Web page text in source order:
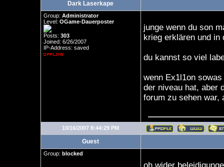
Dark Laserkape
Group: Administrator
Level: OGame-Dauerposter
Posts: 303
Joined: 6/26/2007
IP-Address: saved
junge wenn du son
krieg erklären und in
du kannst so viel
wenn Ex1l1on
der niveau hat, aber
forum zu sehen war,
10/16/2007 8:44:29 PM
Guest
Group: blocked